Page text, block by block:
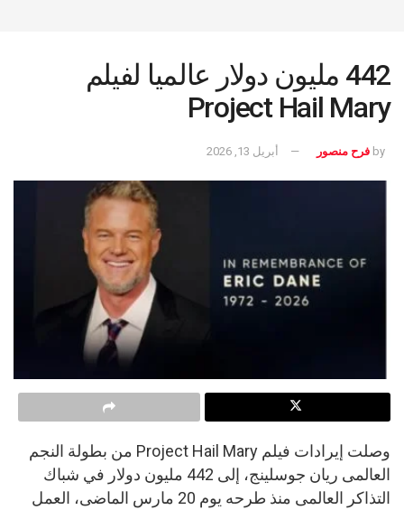
442 مليون دولار عالميا لفيلم
Project Hail Mary
by فرح منصور أبريل 13, 2026
وصلت إيرادات فيلم Project Hail Mary من بطولة النجم
العالمى ريان جوسلينج، إلى 442 مليون دولار في شباك
التذاكر العالمى منذ طرحه يوم 20 مارس الماضى، العمل